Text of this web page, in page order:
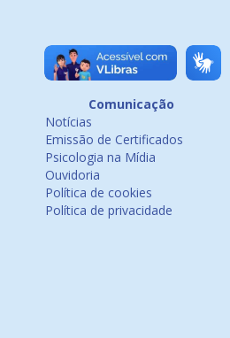
Comunicação
Notícias
Emissão de Certificados
Psicologia na Mídia
Ouvidoria
Política de cookies
Política de privacidade